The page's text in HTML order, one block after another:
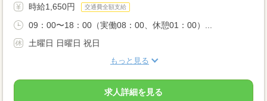
時給1,650円 交通費全額支給
09：00〜18：00（実働08：00、休憩01：00）...
土曜日 日曜日 祝日
もっと見る
求人詳細を見る